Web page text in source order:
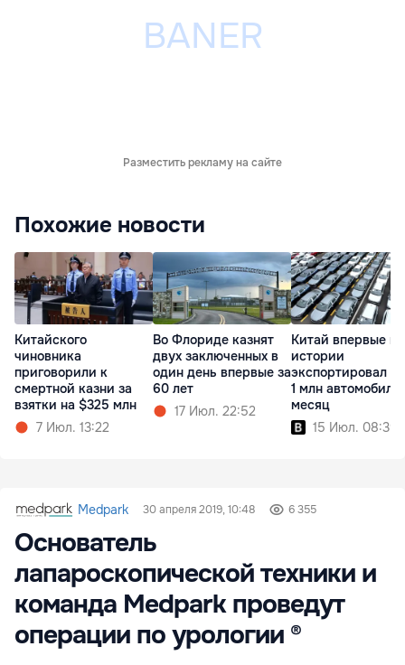
Разместить рекламу на сайте
Похожие новости
Китайского
чиновника
приговорили к
смертной казни за
взятки на $325 млн
7 Июл. 13:22
Во Флориде казнят
двух заключенных в
один день впервые за
60 лет
17 Июл. 22:52
Китай впервые в
истории
экспортировал
1 млн
месяц
15 Июл. 08:39
Medpark 30 апреля 2019, 10:48 6 355
Основатель
лапароскопической техники и
команда Medpark проведут
операции по урологии ®